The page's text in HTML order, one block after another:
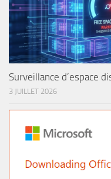
Surveillance d’espace
3 JUILLET 2026